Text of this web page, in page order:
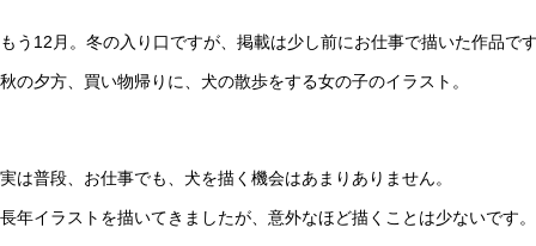
もう12月。冬の入り口ですが、掲載は少し前にお仕事で描いた作品で
秋の夕方、買い物帰りに、犬の散歩をする女の子のイラスト。
実は普段、お仕事でも、犬を描く機会はあまりありません。
長年イラストを描いてきましたが、意外なほど描くことは少ないです。